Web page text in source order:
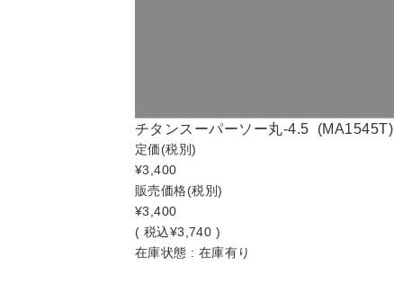
チタンスーパーソー丸-4.5 (MA1545T)
定価(税別)
¥3,400
販売価格(税別)
¥3,400
( 税込¥3,740 )
在庫状態 : 在庫有り